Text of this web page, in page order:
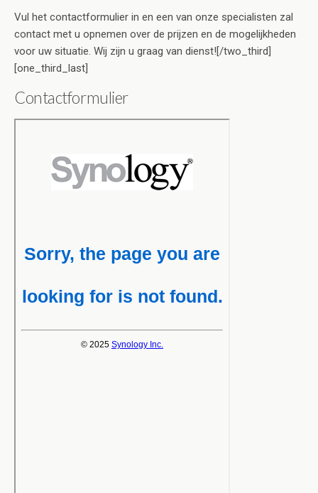
Vul het contactformulier in en een van onze specialisten zal
contact met u opnemen over de prijzen en de mogelijkheden
voor uw situatie. Wij zijn u graag van dienst![/two_third]
[one_third_last]
Contactformulier